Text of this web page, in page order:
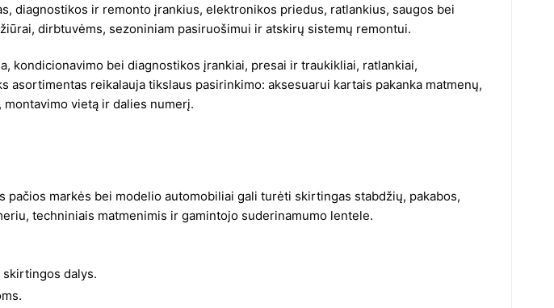
diagnostikos ir remonto įrankius, elektronikos priedus, ratlankius, saugos bei
dirbtuvėms, sezoniniam pasiruošimui ir atskirų sistemų remontui.
kondicionavimo bei diagnostikos įrankiai, presai ir traukikliai, ratlankiai,
reikalauja tikslaus pasirinkimo: aksesuarui kartais pakanka matmenų,
vietą ir dalies numerį.
markės bei modelio automobiliai gali turėti skirtingas stabdžių, pakabos,
techniniais matmenimis ir gamintojo suderinamumo lentele.
skirtingos dalys.